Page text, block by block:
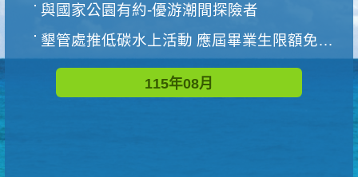
與國家公園有約-優游潮間探險者
墾管處推低碳水上活動 應屆畢業生限額免費參加
115年08月